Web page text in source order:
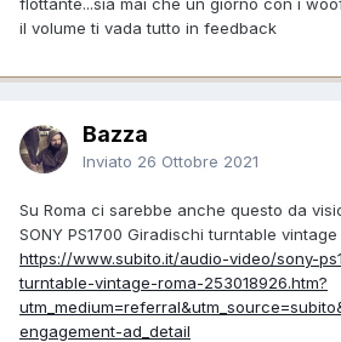
il volume ti vada tutto in feedback
Bazza
Inviato 26 Ottobre 2021
Su Roma ci sarebbe anche questo da
SONY PS1700 Giradischi turntable vintage
https://www.subito.it/audio-video/sony-
turntable-vintage-roma-253018926.htm?
engagement-ad_detail